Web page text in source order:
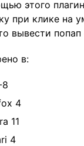
этого
при клике на
вывести
в:
8
4
11
4